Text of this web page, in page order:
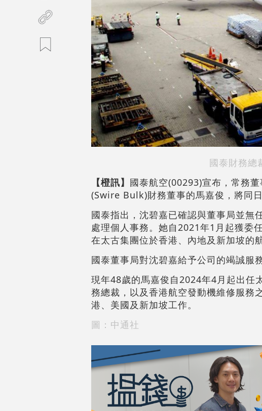
國泰財務總
【橙訊】 國泰航空(00293)宣布，常務
(Swire Bulk)財務董事的馬嘉俊，將同日
國泰指出，沈碧嘉已確認與董事局並無
處理個人事務。她自2021年1月起獲委
在太古集團位於香港、內地及新加坡的
國泰董事局對沈碧嘉給予公司的竭誠服
現年48歲的馬嘉俊自2024年4月起出任
務總裁，以及香港航空發動機維修服務
港、美國及新加坡工作。
圖：中通社